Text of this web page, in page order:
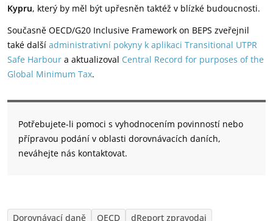
Kypru, který by měl být upřesněn taktéž v blízké budoucnosti.
Současně OECD/G20 Inclusive Framework on BEPS zveřejnil
také další administrativní pokyny k aplikaci Transitional UTPR
Safe Harbour a aktualizoval Central Record for purposes of the
Global Minimum Tax.
Potřebujete-li pomoci s vyhodnocením povinností nebo
přípravou podání v oblasti dorovnávacích daních,
neváhejte nás kontaktovat.
Dorovnávací daně OECD dReport zpravodaj